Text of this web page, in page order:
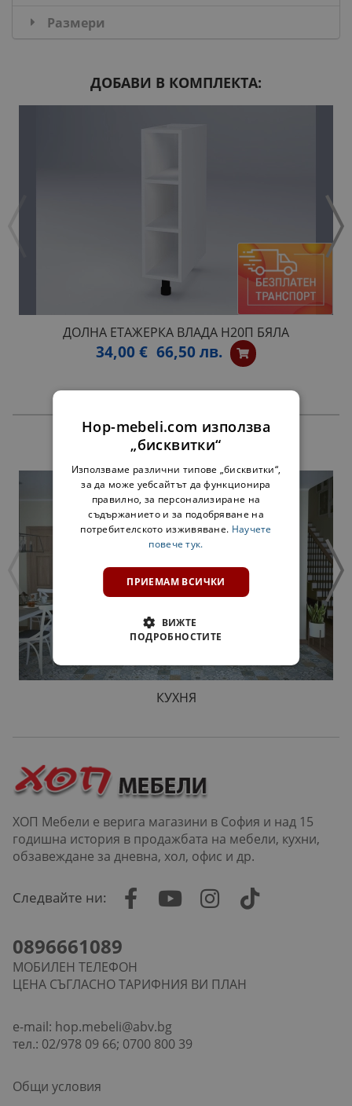
Размери
ДОБАВИ В КОМПЛЕКТА:
ДОЛНА ЕТАЖЕРКА ВЛАДА Н20П БЯЛА
34,00 € 66,50 лв.
ПРОДУКТИ
КУХНЯ
ХОП Мебели е верига магазини в София и над 15
годишна история в продажбата на мебели, кухни,
обзавеждане за дневна, хол, офис и др.
Следвайте ни:
0896661089
МОБИЛЕН ТЕЛЕФОН
ЦЕНА СЪГЛАСНО ТАРИФНИЯ ВИ ПЛАН
e-mail: hop.mebeli@abv.bg
тел.: 02/978 09 66; 0700 800 39
Общи условия
Hop-mebeli.com използва
„бисквитки“
Използваме различни типове „бисквитки“,
за да може уебсайтът да функционира
правилно, за персонализиране на
съдържанието и за подобряване на
потребителското изживяване. Научете
повече тук.
ПРИЕМАМ ВСИЧКИ
ВИЖТЕ
ПОДРОБНОСТИТЕ